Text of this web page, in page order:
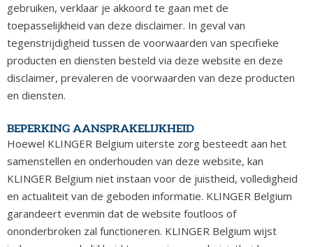
gebruiken, verklaar je akkoord te gaan met de
toepasselijkheid van deze disclaimer. In geval van
tegenstrijdigheid tussen de voorwaarden van specifieke
producten en diensten besteld via deze website en deze
disclaimer, prevaleren de voorwaarden van deze producten
en diensten.
BEPERKING AANSPRAKELIJKHEID
Hoewel KLINGER Belgium uiterste zorg besteedt aan het
samenstellen en onderhouden van deze website, kan
KLINGER Belgium niet instaan voor de juistheid, volledigheid
en actualiteit van de geboden informatie. KLINGER Belgium
garandeert evenmin dat de website foutloos of
ononderbroken zal functioneren. KLINGER Belgium wijst